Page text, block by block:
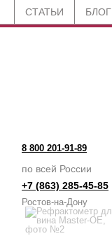
СТАТЬИ БЛОГ
8 800 201-91-89
по всей России
+7 (863) 285-45-85
Ростов-на-Дону